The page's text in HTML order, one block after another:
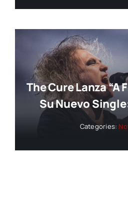
The Cure Lanza “A
Su Nuevo
Categories: